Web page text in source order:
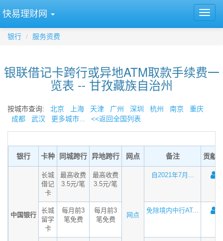
快易理财网
银行 服务资费
银联借记卡跨行或异地ATM取款手续费一
览表 -- 甘孜藏族自治州
按城市查询: 北京 上海 天津 广州 深圳 杭州 南京
重庆
成都
武汉 更多城市... <<返回全国列表
银行 卡种 同城跨行 异地跨行 网点 备注 贡献
中国银行
长城
借记
卡
最高收费
3.5元/笔
最高收费
3.5元/笔
网点
自2021年7月...
长城
留学
卡
每月前3
笔免费
每月前3
笔免费
免除境内中行AT...